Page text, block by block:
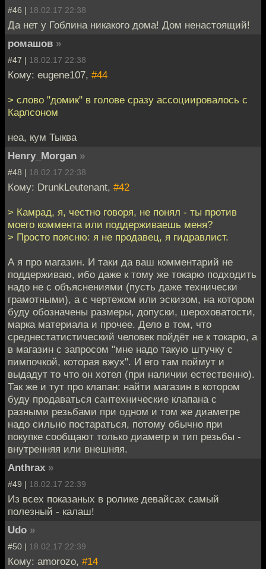
#46 | 18.02.17 22:38
Да нет у Гоблина никакого дома! Дом ненастоящий!
ромашов »
#47 | 18.02.17 22:38
Кому: eugene107, #44
> слово "домик" в голове сразу ассоциировалось с
Карлсоном
неа, кум Тыква
Henry_Morgan »
#48 | 18.02.17 22:38
Кому: DrunkLeutenant, #42
> Камрад, я, честно говоря, не понял - ты против
моего коммента или поддерживаешь меня?
> Просто поясню: я не продавец, я гидравлист.
А я про магазин. И таки да ваш комментарий не
поддерживаю, ибо даже к тому же токарю подходить
надо не с объяснениями (пусть даже технически
грамотными), а с чертежом или эскизом, на котором
буду обозначены размеры, допуски, шероховатости,
марка материала и прочее. Дело в том, что
среднестатистический человек пойдёт не к токарю, а
в магазин с запросом "мне надо такую штучку с
пимпочкой, которая вжух". И его там поймут и
выдадут то что он хотел (при наличии естественно).
Так же и тут про клапан: найти магазин в котором
буду продаваться сантехнические клапана с
разными резьбами при одном и том же диаметре
надо сильно постараться, потому обычно при
покупке сообщают только диаметр и тип резьбы -
внутренняя или внешняя.
Anthrax »
#49 | 18.02.17 22:39
Из всех показаных в ролике девайсах самый
полезный - калаш!
Udo »
#50 | 18.02.17 22:39
Кому: amorozo, #14